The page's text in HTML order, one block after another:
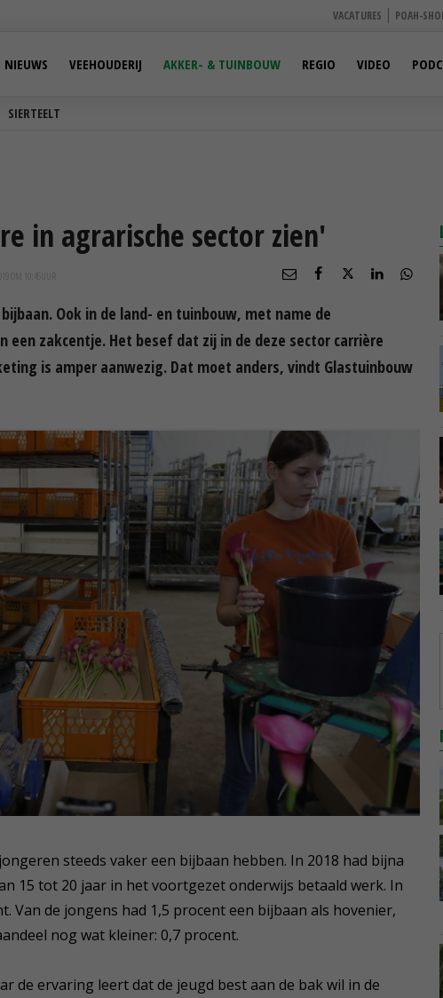
VACATURES POAH-
SIERTEELT
NIEUWS VEEHOUDERIJ AKKER- & TUINBOUW REGIO VIDEO
in agrarische sector zien'
OM 10:45
Ook in de land- en tuinbouw, met name de
een zakcentje. Het besef dat zij in de deze sector carrière
is amper aanwezig. Dat moet anders, vindt Glastuinbouw
steeds vaker een bijbaan hebben. In 2018 had bijna
15 tot 20 jaar in het voortgezet onderwijs betaald werk. In
Van de jongens had 1,5 procent een bijbaan als hovenier,
nog wat kleiner: 0,7 procent.
de ervaring leert dat de jeugd best aan de bak wil in de